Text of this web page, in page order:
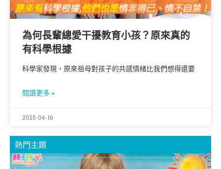
為何長輩總愛干擾教育小孩？原來真的
有科學根據
科學家發現，原來祖母對孩子的共感情緒比我們想得還要
閱讀更多 »
2025-04-16
熱門主題